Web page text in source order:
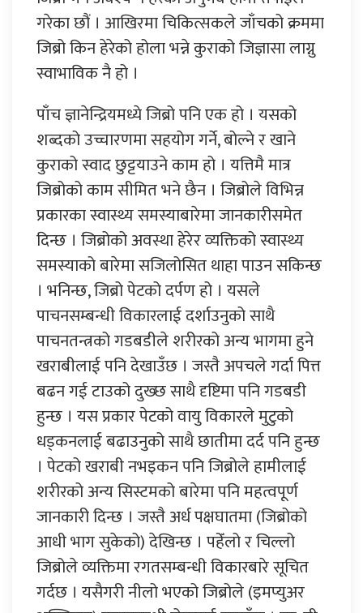
गरेका छौं । आखिरमा चिकित्सकले जाँचको क्रममा
जिब्रो किन हेरेको होला भन्ने कुराको जिज्ञासा लाग्नु
स्वाभाविक नै हो ।
पाँच ज्ञानेन्द्रियमध्ये जिब्रो पनि एक हो । यसको
शब्दको उच्चारणमा सहयोग गर्ने, बोल्ने र खाने
कुराको स्वाद छुट्टयाउने काम हो । यत्तिमै मात्र
जिब्रोको काम सीमित भने छैन । जिब्रोले विभिन्न
प्रकारका स्वास्थ्य समस्याबारेमा जानकारीसमेत
दिन्छ । जिब्रोको अवस्था हेरेर व्यक्तिको स्वास्थ्य
समस्याको बारेमा सजिलोसित थाहा पाउन सकिन्छ
। भनिन्छ, जिब्रो पेटको दर्पण हो । यसले
पाचनसम्बन्धी विकारलाई दर्शाउनुको साथै
पाचनतन्त्रको गडबडीले शरीरको अन्य भागमा हुने
खराबीलाई पनि देखाउँछ । जस्तै अपचले गर्दा पित्त
बढन गई टाउको दुख्छ साथै दृष्टिमा पनि गडबडी
हुन्छ । यस प्रकार पेटको वायु विकारले मुटुको
धड्कनलाई बढाउनुको साथै छातीमा दर्द पनि हुन्छ
। पेटको खराबी नभइकन पनि जिब्रोले हामीलाई
शरीरको अन्य सिस्टमको बारेमा पनि महत्वपूर्ण
जानकारी दिन्छ । जस्तै अर्ध पक्षघातमा (जिब्रोको
आधी भाग सुकेको) देखिन्छ । पहेँलो र चिल्लो
जिब्रोले व्यक्तिमा रगतसम्बन्धी विकारबारे सूचित
गर्दछ । यसैगरी नीलो भएको जिब्रोले (इमप्युअर